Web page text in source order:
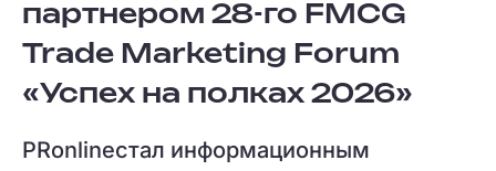
партнером 28-го FMCG
Trade Marketing Forum
«Успех на полках 2026»
PRonlineстал информационным